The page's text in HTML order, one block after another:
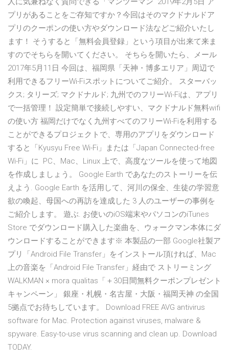
プリがあることをご存知ですか？今回はそのマクドナルドア
プリのクーポンの使い方やダウンロード法などご紹介いたし
ます！ そうすると「無料会員登録」という項目が出来て来ま
すのでそちらを開いてください。 そちらを開いたら、メール
2017年5月11日 今回は、福岡県「天神・博多エリア」周辺で
利用できるフリーWi-Fiスポットについてご紹介。 スターバッ
クス; タリーズ; マクドナルド; 九州でのフリーWi-Fiは、アプリ
で一括管理！ 設定簡単で接続しやすい、マクドナルド無料wifi
の使い方 福岡だけでなく九州すべてのフリーWi-Fiを利用する
ことができるプロジェクトで、専用のアプリをダウンロード
すると「Kyusyu Free Wi-Fi」または「Japan Connected-free
Wi-Fi」に PC、Mac、Linux 上で、高度なツールを使って地図
を作成しましょう。 Google Earth であなたのストーリーを伝
えよう. Google Earth を活用して、河川の保全、生徒の学習意
欲の喚起、母国への再訪を達成した 3 人のユーザーの事例を
ご紹介します。 遊ぶ. お使いのiOS端末やパソコンのiTunes
Store でダウンロード購入した楽曲を、ウォークマン本体にダ
ウンロードすることができます※ 本製品の一部 Google社製ア
プリ「Android File Transfer」をインストール頂ければ、Mac
上の音楽を「Android File Transfer」経由で ストリーミング
WALKMAN × mora qualitas「＋30日間無料クーポンプレゼント
キャンペーン」 銀座・札幌・名古屋・大阪・福岡天神 の全国
5拠点でお待ちしています。 Download FREE AVG antivirus
software for Mac. Protection against viruses, malware &
spyware. Easy-to-use virus scanning and clean up. Download
TODAY.